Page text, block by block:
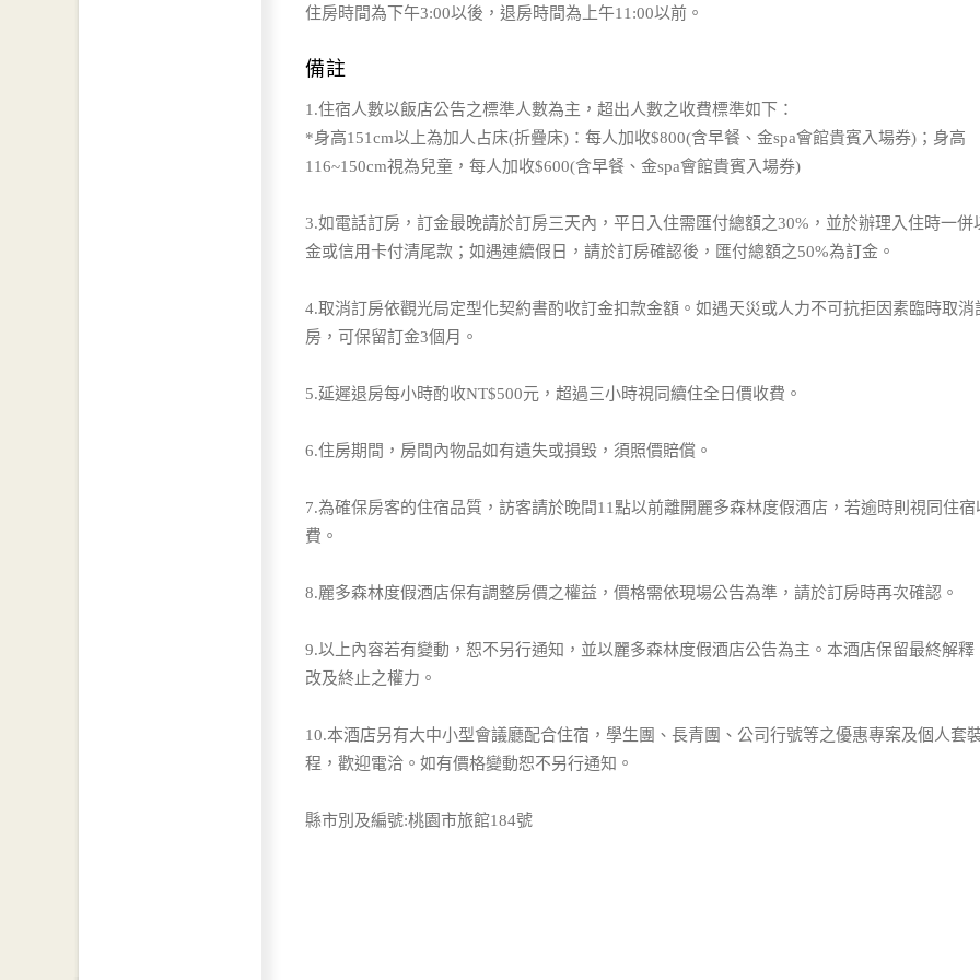
住房時間為下午3:00以後，退房時間為上午11:00以前。
備註
1.住宿人數以飯店公告之標準人數為主，超出人數之收費標準如下：
*身高151cm以上為加人占床(折疊床)：每人加收$800(含早餐、金spa會館貴賓入場券)；身高
116~150cm視為兒童，每人加收$600(含早餐、金spa會館貴賓入場券)
3.如電話訂房，訂金最晚請於訂房三天內，平日入住需匯付總額之30%，並於辦理入住時一併
金或信用卡付清尾款；如遇連續假日，請於訂房確認後，匯付總額之50%為訂金。
4.取消訂房依觀光局定型化契約書酌收訂金扣款金額。如遇天災或人力不可抗拒因素臨時取消
房，可保留訂金3個月。
5.延遲退房每小時酌收NT$500元，超過三小時視同續住全日價收費。
6.住房期間，房間內物品如有遺失或損毀，須照價賠償。
7.為確保房客的住宿品質，訪客請於晚間11點以前離開麗多森林度假酒店，若逾時則視同住宿
費。
8.麗多森林度假酒店保有調整房價之權益，價格需依現場公告為準，請於訂房時再次確認。
9.以上內容若有變動，恕不另行通知，並以麗多森林度假酒店公告為主。本酒店保留最終解釋
改及終止之權力。
10.本酒店另有大中小型會議廳配合住宿，學生團、長青團、公司行號等之優惠專案及個人套
程，歡迎電洽。如有價格變動恕不另行通知。
縣市別及編號:桃園市旅館184號